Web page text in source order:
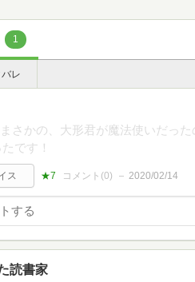
1
レ
まさかの、大形君が魔法使いだっ
です！
ス ★7 コメント(0) 2020/02/14
読書家